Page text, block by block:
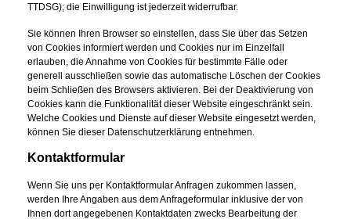
TTDSG); die Einwilligung ist jederzeit widerrufbar.
Sie können Ihren Browser so einstellen, dass Sie über das Setzen
von Cookies informiert werden und Cookies nur im Einzelfall
erlauben, die Annahme von Cookies für bestimmte Fälle oder
generell ausschließen sowie das automatische Löschen der Cookies
beim Schließen des Browsers aktivieren. Bei der Deaktivierung von
Cookies kann die Funktionalität dieser Website eingeschränkt sein.
Welche Cookies und Dienste auf dieser Website eingesetzt werden,
können Sie dieser Datenschutzerklärung entnehmen.
Kontaktformular
Wenn Sie uns per Kontaktformular Anfragen zukommen lassen,
werden Ihre Angaben aus dem Anfrageformular inklusive der von
Ihnen dort angegebenen Kontaktdaten zwecks Bearbeitung der